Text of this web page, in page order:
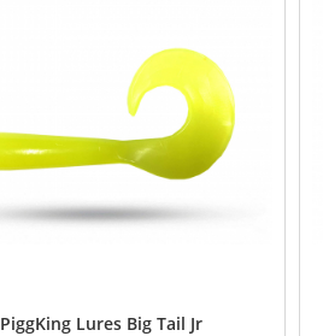
PiggKing Lures Big Tail Jr